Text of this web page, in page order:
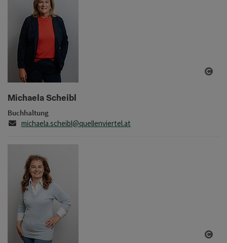
Michaela Scheibl
Buchhaltung
E-Mail
michaela.scheibl@quellenviertel.at